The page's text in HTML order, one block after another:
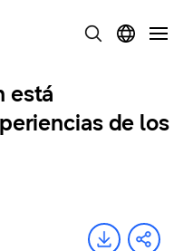
está
de los